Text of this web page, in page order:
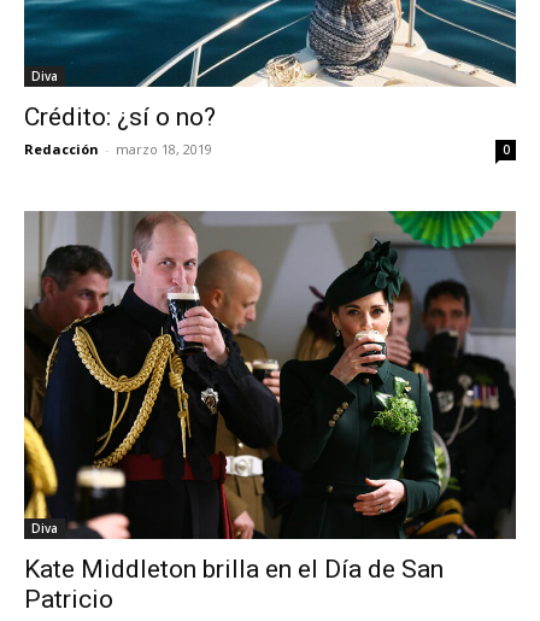
Diva
Crédito: ¿sí o no?
Redacción - marzo 18, 2019 0
Diva
Kate Middleton brilla en el Día de San
Patricio